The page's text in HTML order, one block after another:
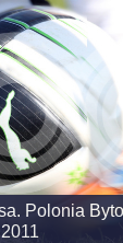
Polonia